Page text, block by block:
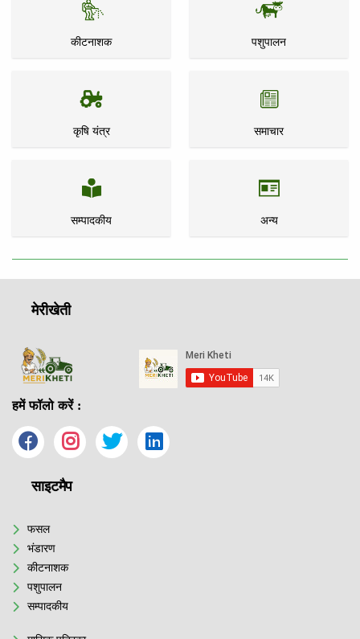
कीटनाशक पशुपालन
कृषि यंत्र समाचार
सम्पादकीय अन्य
मेरीखेती
हमें फॉलो करें :
साइटमैप
फसल
भंडारण
कीटनाशक
पशुपालन
सम्पादकीय